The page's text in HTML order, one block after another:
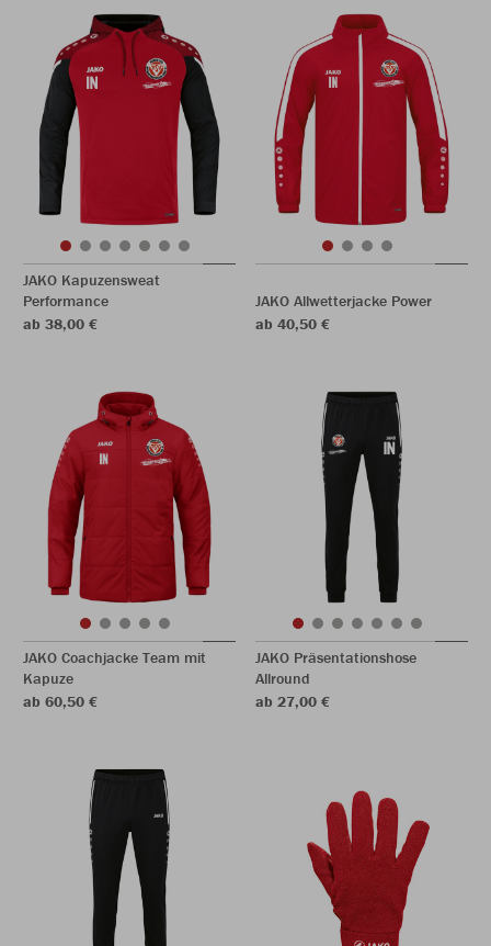
JAKO Kapuzensweat
Performance
ab 38,00 €
JAKO Allwetterjacke Power
ab 40,50 €
JAKO Coachjacke Team mit
Kapuze
ab 60,50 €
JAKO Präsentationshose
Allround
ab 27,00 €